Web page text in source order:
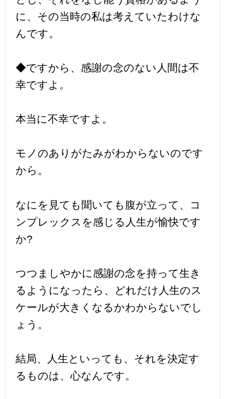
に、その当時の私は考えていたわけな
んです。
◆ですから、感謝の念のない人間は不
幸ですよ。
本当に不幸ですよ。
モノのありがたみがわからないのです
から。
なにを見ても聞いても腹が立って、コ
ンプレックスを感じる人生が愉快です
か?
つつましやかに感謝の念を持って生き
るようになったら、どれだけ人生のス
ケールが大きくなるかわからないでし
ょう。
結局、人生といっても、それを決定す
るものは、心なんです。